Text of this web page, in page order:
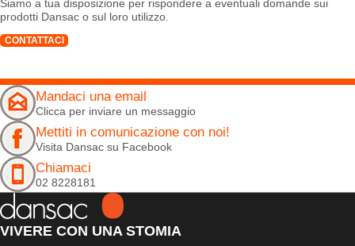
Siamo a tua disposizione per rispondere a eventuali domande sui
prodotti Dansac o sul loro utilizzo.
CONTATTACI
Mandaci una email
Clicca per inviare un messaggio
Mettiti in comunicazione con noi!
Visita Dansac su Facebook
Chiamaci
02 8228181
VIVERE CON UNA STOMIA